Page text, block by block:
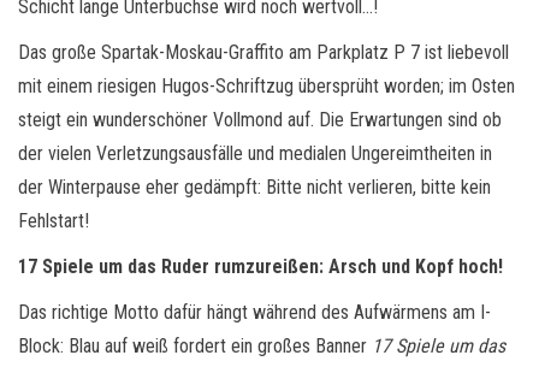
Schicht lange Unterbuchse wird noch wertvoll…!
Das große Spartak-Moskau-Graffito am Parkplatz P 7 ist liebevoll
mit einem riesigen Hugos-Schriftzug übersprüht worden; im Osten
steigt ein wunderschöner Vollmond auf. Die Erwartungen sind ob
der vielen Verletzungsausfälle und medialen Ungereimtheiten in
der Winterpause eher gedämpft: Bitte nicht verlieren, bitte kein
Fehlstart!
17 Spiele um das Ruder rumzureißen: Arsch und Kopf hoch!
Das richtige Motto dafür hängt während des Aufwärmens am I-
Block: Blau auf weiß fordert ein großes Banner 17 Spiele um das